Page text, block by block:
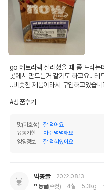
go 테트라팩 질리셨을 때 쯤 드리
곳에서 만드는거 같기도 하고요.. 테
..비슷한 제품이라서 구입하고있습니
#상품후기
맛(기호성)
잘 먹어요
유통기한
아주 넉넉해요
영양정보
잘 적혀있어요
박동글
2022.08.13
박동글(수컷) 4살 5.3kg